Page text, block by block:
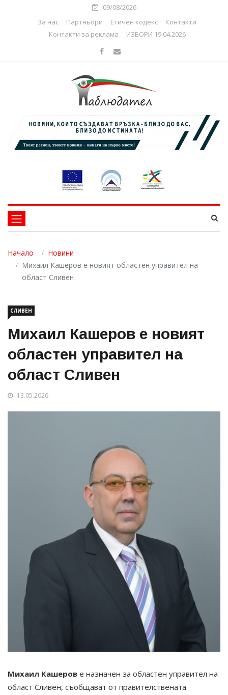
09/08/2026
За нас
Партньори Етичен кодекс
Контакти
Контакти за реклама
ИЗБОРИ 19.04.2026
Начало
Новини
Михаил Кашеров е новият областен управител на
област Сливен
СЛИВЕН
Михаил Кашеров е новият
областен управител на
област Сливен
13.05.2026
Михаил Кашеров е назначен за областен управител на
област Сливен, съобщават от правителствената